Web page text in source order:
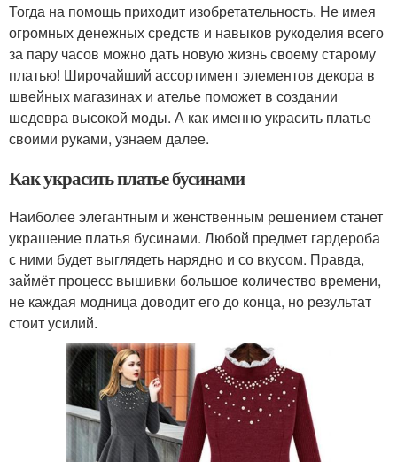
Тогда на помощь приходит изобретательность. Не имея
огромных денежных средств и навыков рукоделия всего
за пару часов можно дать новую жизнь своему старому
платью! Широчайший ассортимент элементов декора в
швейных магазинах и ателье поможет в создании
шедевра высокой моды. А как именно украсить платье
своими руками, узнаем далее.
Как украсить платье бусинами
Наиболее элегантным и женственным решением станет
украшение платья бусинами. Любой предмет гардероба
с ними будет выглядеть нарядно и со вкусом. Правда,
займёт процесс вышивки большое количество времени,
не каждая модница доводит его до конца, но результат
стоит усилий.